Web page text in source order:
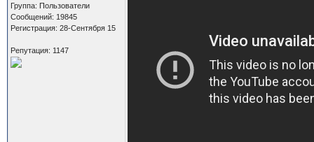
Группа: Пользователи
Сообщений: 19845
Регистрация: 28-Сентября 15
Репутация: 1147